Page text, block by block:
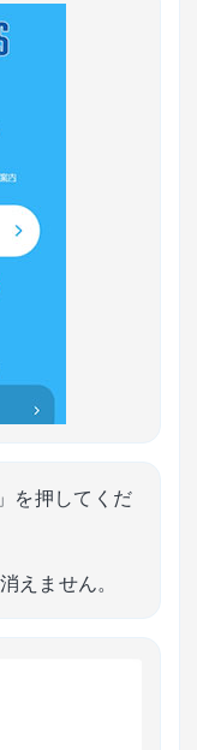
を押してくだ
えません。